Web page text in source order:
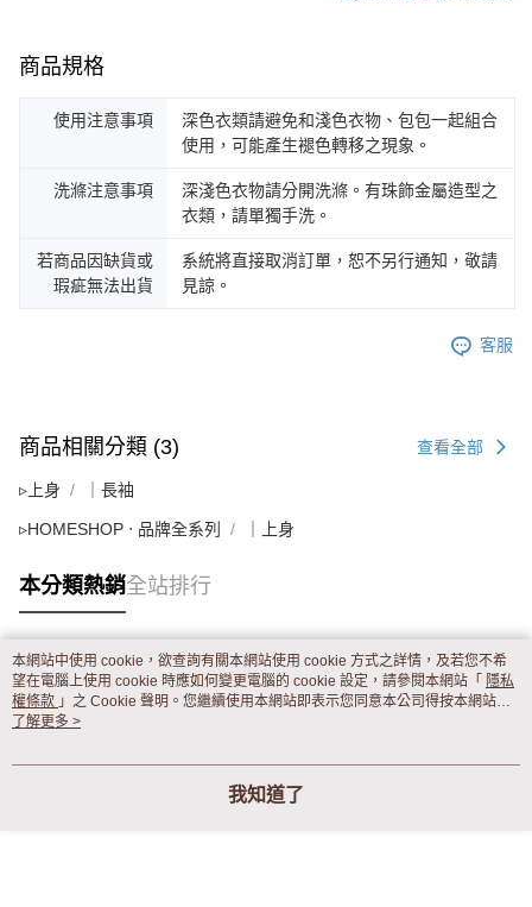
商品規格
使用注意事項
深色衣類請避免和淺色衣物、包包一起組合
使用，可能產生褪色轉移之現象。
洗滌注意事項
深淺色衣物請分開洗滌。有珠飾金屬造型之
衣類，請單獨手洗。
若商品因缺貨或
瑕疵無法出貨
系統將直接取消訂單，恕不另行通知，敬請
見諒。
客服
商品相關分類 (3) 查看全部
▹上身 ｜長袖
▹HOMESHOP ‧ 品牌全系列 ｜上身
本分類熱銷全站排行
熱門標籤
本網站中使用 cookie，欲查詢有關本網站使用 cookie 方式之詳情，及若您不希
望在電腦上使用 cookie 時應如何變更電腦的 cookie 設定，請參閱本網站「 隱私
權條款 」之 Cookie 聲明。您繼續使用本網站即表示您同意本公司得按本網站使
用條款之 Cookie 聲明使用 cookie。
了解更多 >
我知道了